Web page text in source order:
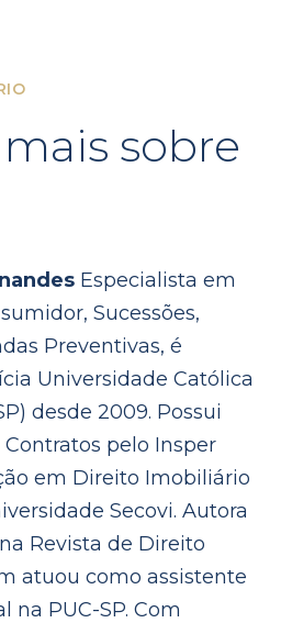
sobre
Especialista em
Sucessões,
Preventivas, é
Universidade Católica
desde 2009. Possui
pelo Insper
em Direito Imobiliário
Secovi. Autora
Revista de Direito
atuou como assistente
na PUC-SP. Com